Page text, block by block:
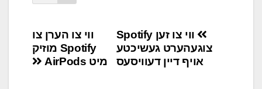
אַרטיקל
נאַוויגאַציע
ווי צו הערן צו
Spotify מוזיק
מיט AirPods
ווי צו זען Spotify
צוגעהערט געשיכטע
אויף דיין דעוויסעס